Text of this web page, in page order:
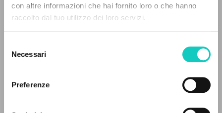
con altre informazioni che hai fornito loro o che hanno
raccolto dal tuo utilizzo dei loro servizi.
delNecessari
Preferenze
Braschi Francesco Curator
Henry Matthew
Slant Books
MORE RESULTS